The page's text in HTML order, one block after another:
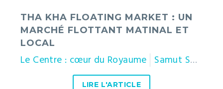
local
THA KHA FLOATING MARKET : UN
MARCHÉ FLOTTANT MATINAL ET
LOCAL
Le Centre : cœur du Royaume Samut Songkhram
LIRE L'ARTICLE